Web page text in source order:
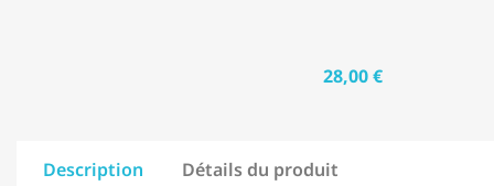
28,00 €
Description Détails du produit